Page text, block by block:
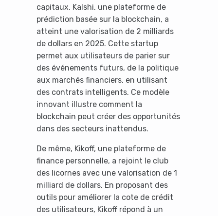
capitaux. Kalshi, une plateforme de
prédiction basée sur la blockchain, a
atteint une valorisation de 2 milliards
de dollars en 2025. Cette startup
permet aux utilisateurs de parier sur
des événements futurs, de la politique
aux marchés financiers, en utilisant
des contrats intelligents. Ce modèle
innovant illustre comment la
blockchain peut créer des opportunités
dans des secteurs inattendus.
De même, Kikoff, une plateforme de
finance personnelle, a rejoint le club
des licornes avec une valorisation de 1
milliard de dollars. En proposant des
outils pour améliorer la cote de crédit
des utilisateurs, Kikoff répond à un